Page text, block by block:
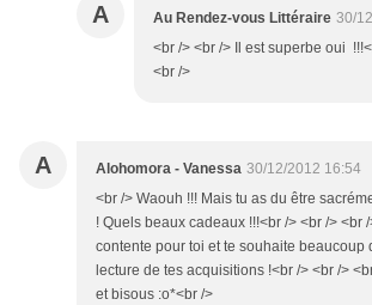
A Au Rendez-vous Littéraire 30/
<br /> <br /> Il est superbe oui
<br />
A Alohomora - Vanessa 30/12/2012 16:54
<br /> Waouh !!! Mais tu as du être
! Quels beaux cadeaux !!!<br /> <br /> <br
contente pour toi et te souhaite beaucoup
lecture de tes acquisitions !<br /> <br />
et bisous :o*<br />